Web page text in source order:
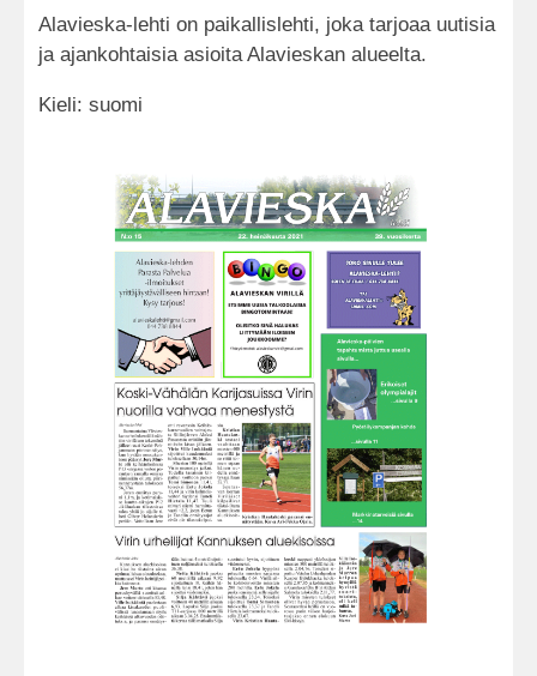
Alavieska-lehti on paikallislehti, joka tarjoaa uutisia
ja ajankohtaisia asioita Alavieskan alueelta.
Kieli: suomi